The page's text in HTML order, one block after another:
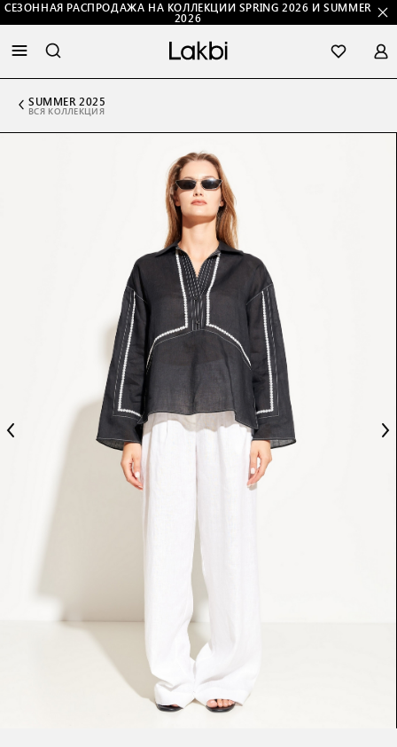
СЕЗОННАЯ РАСПРОДАЖА НА КОЛЛЕКЦИИ SPRING 2026 И SUMMER
2026
SUMMER 2025
ВСЯ КОЛЛЕКЦИЯ